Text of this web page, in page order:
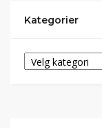
Kategorier